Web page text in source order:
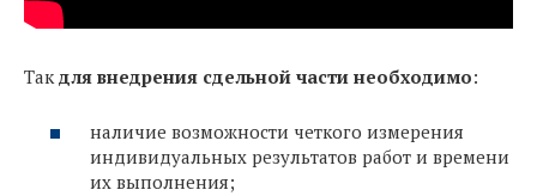
Такдля внедрения сдельной части необходимо:
наличие возможности четкого измерения
индивидуальных результатов работ и времени
их выполнения;